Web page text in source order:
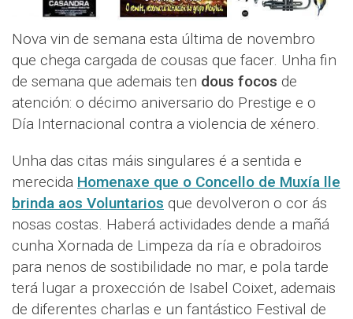
Nova vin de semana esta última de novembro
que chega cargada de cousas que facer. Unha fin
de semana que ademais ten dous focos de
atención: o décimo aniversario do Prestige e o
Día Internacional contra a violencia de xénero.
Unha das citas máis singulares é a sentida e
merecida Homenaxe que o Concello de Muxía lle
brinda aos Voluntarios que devolveron o cor ás
nosas costas. Haberá actividades dende a mañá
cunha Xornada de Limpeza da ría e obradoiros
para nenos de sostibilidade no mar, e pola tarde
terá lugar a proxección de Isabel Coixet, ademais
de diferentes charlas e un fantástico Festival de